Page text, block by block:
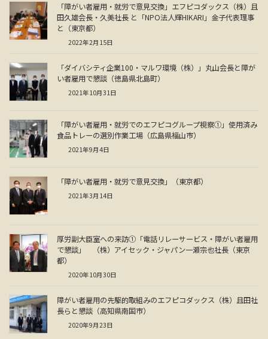
「障がい者雇用・就労で意見交換」エフピコダックス（株）且
田久雄会長・久美社長 と「NPO法人輝HIKARI」金子代表理事
と（東京都）
2022年2月15日
「ダイバシティ企業100・マルワ環境（株）」丸山会長と障が
い者雇用で懇談（徳島県北島町）
2021年10月31日
「障がい者雇用・就労でのエフピコグループ視察①」使用済み
食品トレーの選別作業工場（広島県福山市）
2021年9月4日
「障がい者雇用・就労で意見交換」（東京都）
2021年3月14日
厚労副大臣室への来訪①「電話リレーサービス・障がい者雇用
で懇談」 （株）アイセック・ジャパン一瀬宗也社長（東京
都）
2020年10月30日
障がい者雇用の先駆的取組みのエフピコダックス（株）且田社
長らと懇談（高知県南国市）
2020年9月23日